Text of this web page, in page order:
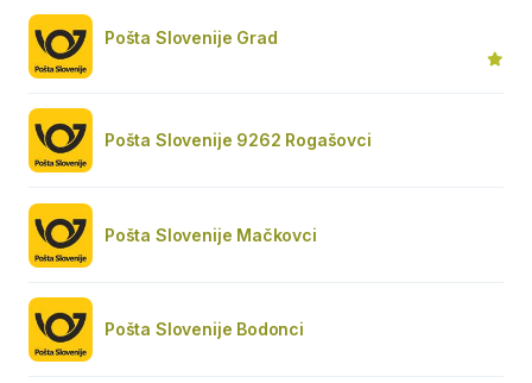
Pošta Slovenije Grad
Pošta Slovenije 9262 Rogašovci
Pošta Slovenije Mačkovci
Pošta Slovenije Bodonci